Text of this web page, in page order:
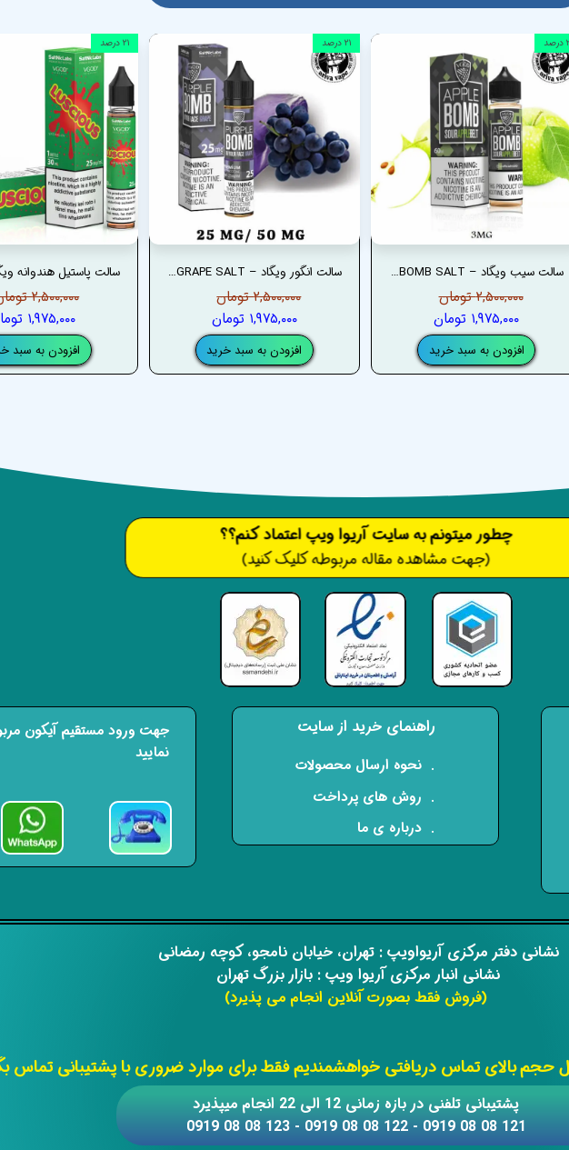
۲,۵۰۰,۰۰۰ تومان
۱,۹۷۵,۰۰۰ تومان
افزودن به سبد
۲۱ درصد
سالت انگور ویگاد – VGOD PURPLE BOMB GRAPE SALT
۲,۵۰۰,۰۰۰ تومان
۱,۹۷۵,۰۰۰ تومان
افزودن به سبد خرید
۲۱ درصد
سالت سیب ویگاد – VGOD APPLE BOMB SALT
۲,۵۰۰,۰۰۰ تومان
۱,۹۷۵,۰۰۰ تومان
افزودن به سبد خرید
​​نشانی دفتر مرکزی آریواویپ : تهران، خیابان نامجو،کوچه رمضانی
نشانی انبار مرکزی آریوا ویپ : بازار بزرگ تهران
(فروش فقط بصورت آنلاین انجام می پذیرد)
بالای تماس دریافتی خواهشمندیم فقط برای موارد ضروری با پشتیبانی تماس
​​پشتیبانی تلفنی در بازه زمانی 12 الی 22 انجام میپذیرد
121 08 08 0919 - 122 08 08 0919 - 123 08 08 0919
​​​چطور میتونم به سایت آریوا ویپ اعتماد کنم؟؟
(جهت مشاهده مقاله مربوطه کلیک کنید)
راهنمای خرید از سایت
​. نحوه ارسال محصولات
. روش های پرداخت
. درباره ی ما
جهت ورود مستقیم آیکون
نمایید